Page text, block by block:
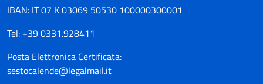
IBAN: IT 07 K 03069 50530 100000300001
Tel: +39 0331.928411
Posta Elettronica Certificata:
sestocalende@legalmail.it